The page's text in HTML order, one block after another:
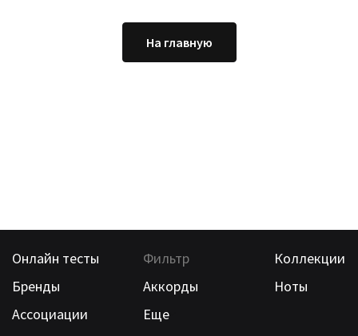
На главную
Онлайн тесты Фильтр
Коллекции
Бренды
Аккорды
Ноты
Ассоциации
Еще